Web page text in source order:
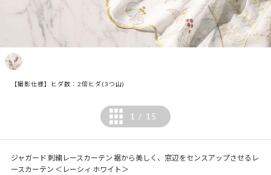
【撮影仕様】ヒダ数：2倍ヒダ(3つ山)
1 / 15
ジャガード 刺繍レースカーテン 裾から美しく、窓辺をセンスアップさせるレ
ースカーテン ＜レーシィ ホワイト＞